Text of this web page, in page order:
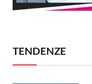
TENDENZE